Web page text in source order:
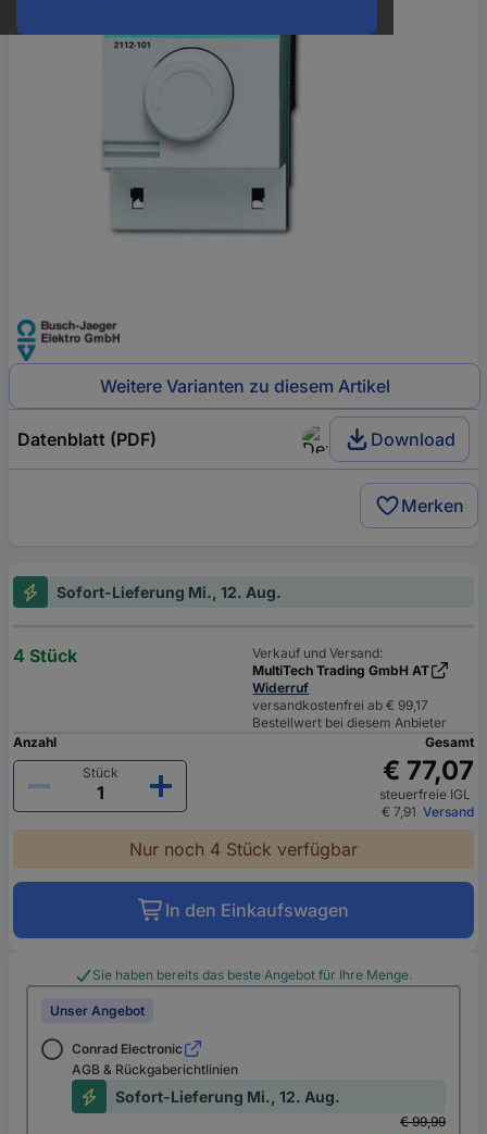
Weitere Varianten zu diesem Artikel
Datenblatt (PDF) Download
Merken
Sofort-Lieferung Mi., 12. Aug.
4 Stück
Verkauf und Versand:
MultiTech Trading GmbH AT
Widerruf
versandkostenfrei ab € 99,17
Bestellwert bei diesem Anbieter
Anzahl
Stück
Gesamt
€ 77,07
steuerfreie IGL
€ 7,91 Versand
Nur noch 4 Stück verfügbar
In den Einkaufswagen
Sie haben bereits das beste Angebot für Ihre Menge.
Unser Angebot
Conrad Electronic
AGB & Rückgaberichtlinien
Sofort-Lieferung Mi., 12. Aug.
€ 99,99